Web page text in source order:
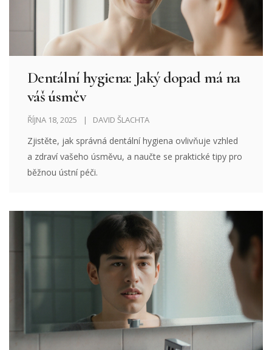
Dentální hygiena: Jaký dopad má na
váš úsměv
ŘÍJNA 18, 2025 DAVID ŠLACHTA
Zjistěte, jak správná dentální hygiena ovlivňuje vzhled
a zdraví vašeho úsměvu, a naučte se praktické tipy pro
běžnou ústní péči.